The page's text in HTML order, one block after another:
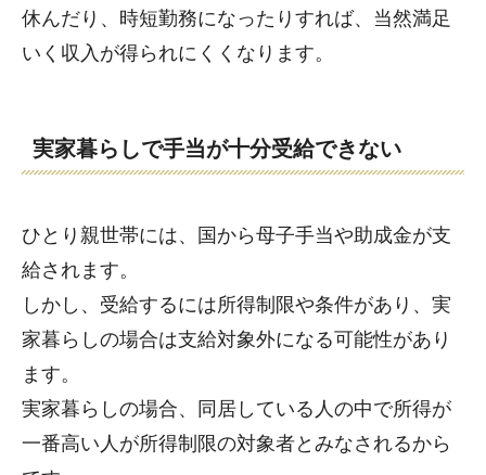
休んだり、時短勤務になったりすれば、当然満足
いく収入が得られにくくなります。
実家暮らしで手当が十分受給できない
ひとり親世帯には、国から母子手当や助成金が支
給されます。
しかし、受給するには所得制限や条件があり、実
家暮らしの場合は支給対象外になる可能性があり
ます。
実家暮らしの場合、同居している人の中で所得が
一番高い人が所得制限の対象者とみなされるから